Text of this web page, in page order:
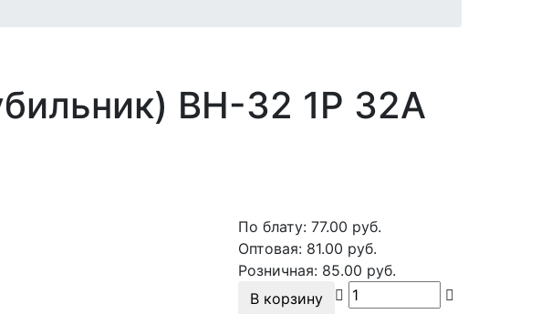
ВН-32 1P 32A
По блату: 77.00 руб.
Оптовая: 81.00 руб.
Розничная: 85.00 руб.
В корзину